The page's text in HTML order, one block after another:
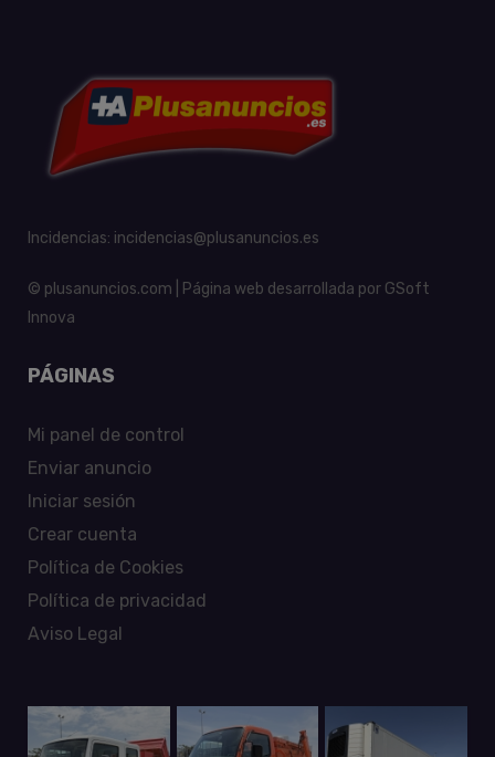
Incidencias: incidencias@plusanuncios.es
© plusanuncios.com | Página web desarrollada por GSoft
Innova
PÁGINAS
Mi panel de control
Enviar anuncio
Iniciar sesión
Crear cuenta
Política de Cookies
Política de privacidad
Aviso Legal